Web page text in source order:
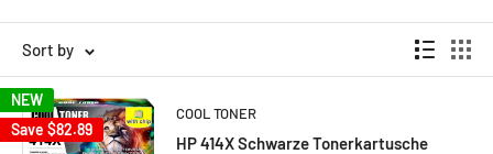
Sort by
NEW
Save $82.89
COOL TONER
HP 414X Schwarze Tonerkartusche